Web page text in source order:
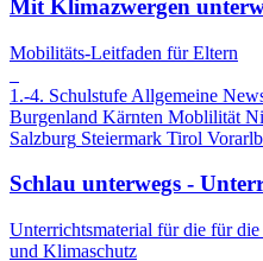
Mit Klimazwergen
Mobilitäts-Leitfaden für Eltern
1.-4. Schulstufe Allgemeine
Burgenland Kärnten Moblilität
Salzburg Steiermark Tirol
Schlau unterwegs -
Unterrichtsmaterial für die für
und Klimaschutz